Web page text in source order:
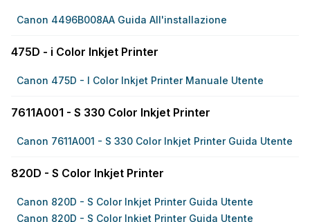
Canon 4496B008AA Guida All'installazione
475D - i Color Inkjet Printer
Canon 475D - I Color Inkjet Printer Manuale Utente
7611A001 - S 330 Color Inkjet Printer
Canon 7611A001 - S 330 Color Inkjet Printer Guida Utente
820D - S Color Inkjet Printer
Canon 820D - S Color Inkjet Printer Guida Utente
Canon 820D - S Color Inkjet Printer Guida Utente